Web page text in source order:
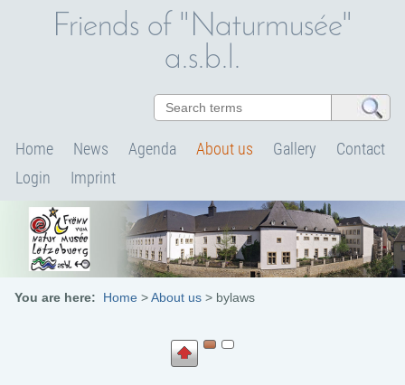
Friends of "Naturmusée"
a.s.b.l.
Home News Agenda About us Gallery
Contact
Login
Imprint
You are here: Home >About us > bylaws